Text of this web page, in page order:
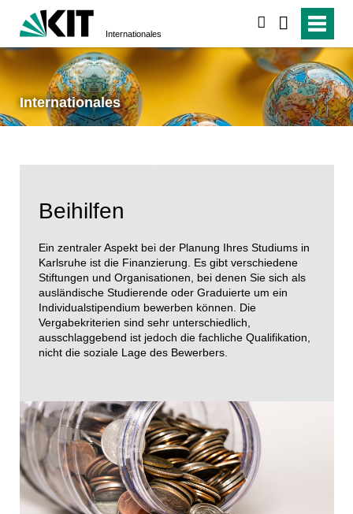
Internationales
Internationales
Beihilfen
Ein zentraler Aspekt bei der Planung Ihres Studiums in
Karlsruhe ist die Finanzierung. Es gibt verschiedene
Stiftungen und Organisationen, bei denen Sie sich als
ausländische Studierende oder Graduierte um ein
Individualstipendium bewerben können. Die
Vergabekriterien sind sehr unterschiedlich,
ausschlaggebend ist jedoch die fachliche Qualifikation,
nicht die soziale Lage des Bewerbers.